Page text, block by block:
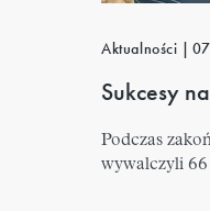
Aktualności
Sukcesy
Podczas
wywalczyli